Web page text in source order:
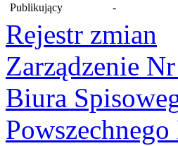
Publikujący
-
Rejestr zmian
Zarządzenie
Biura